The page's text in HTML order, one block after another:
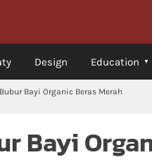
Design Education
Bayi Organic Beras Merah
Bayi